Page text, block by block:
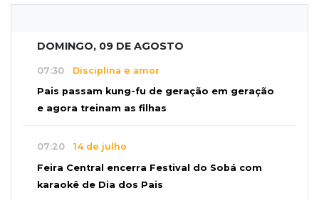
DOMINGO, 09 DE AGOSTO
07:30 Disciplina e amor
Pais passam kung-fu de geração em geração
e agora treinam as filhas
07:20 14 de julho
Feira Central encerra Festival do Sobá com
karaokê de Dia dos Pais